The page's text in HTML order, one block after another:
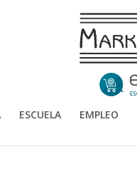
ESCUELA EMPLEO